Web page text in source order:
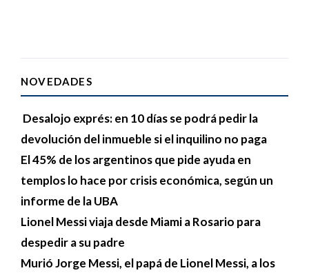
NOVEDADES
Desalojo exprés: en 10 días se podrá pedir la
devolución del inmueble si el inquilino no paga
El 45% de los argentinos que pide ayuda en
templos lo hace por crisis económica, según un
informe de la UBA
Lionel Messi viaja desde Miami a Rosario para
despedir a su padre
Murió Jorge Messi, el papá de Lionel Messi, a los